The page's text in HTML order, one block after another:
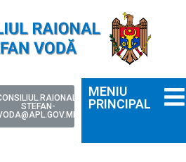
STEFAN-
MENIU
PRINCIPAL